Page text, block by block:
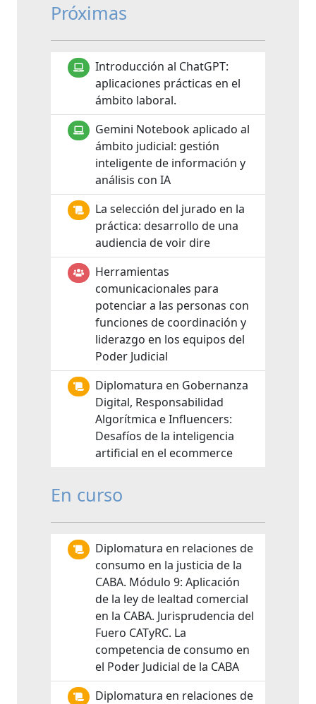
Próximas
Introducción al ChatGPT:
aplicaciones prácticas en el
ámbito laboral.
Gemini Notebook aplicado al
ámbito judicial: gestión
inteligente de información y
análisis con IA
La selección del jurado en la
práctica: desarrollo de una
audiencia de voir dire
Herramientas
comunicacionales para
potenciar a las personas con
funciones de coordinación y
liderazgo en los equipos del
Poder Judicial
Diplomatura en Gobernanza
Digital, Responsabilidad
Algorítmica e Influencers:
Desafíos de la inteligencia
artificial en el ecommerce
En curso
Diplomatura en relaciones de
consumo en la justicia de la
CABA. Módulo 9: Aplicación
de la ley de lealtad comercial
en la CABA. Jurisprudencia del
Fuero CATyRC. La
competencia de consumo en
el Poder Judicial de la CABA
Diplomatura en relaciones de